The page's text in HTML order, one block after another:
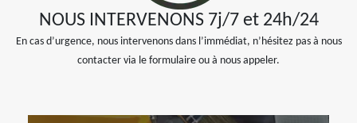
NOUS INTERVENONS 7j/7 et 24h/24
En cas d’urgence, nous intervenons dans l’immédiat, n’hésitez pas à nous
contacter via le formulaire ou à nous appeler.